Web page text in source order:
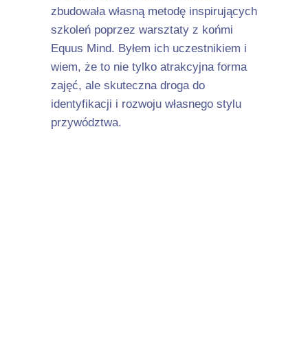
zbudowała własną metodę inspirujących
szkoleń poprzez warsztaty z końmi
Equus Mind. Byłem ich uczestnikiem i
wiem, że to nie tylko atrakcyjna forma
zajęć, ale skuteczna droga do
identyfikacji i rozwoju własnego stylu
przywództwa.